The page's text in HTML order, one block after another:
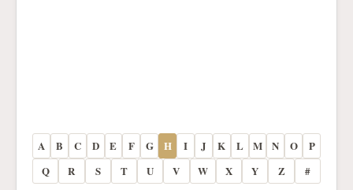
A B C D E F G H I J K L M N O
P
Q
R S T U V W X Y Z #